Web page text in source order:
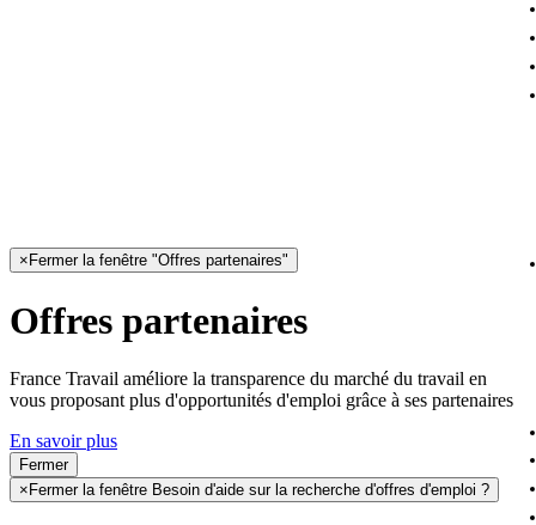
× Fermer la fenêtre "Offres partenaires"
Offres partenaires
France Travail améliore la transparence du marché du travail en
vous proposant plus d'opportunités d'emploi grâce à ses partenaires
En savoir plus
Fermer
× Fermer la fenêtre Besoin d'aide sur la recherche d'offres d'emploi ?